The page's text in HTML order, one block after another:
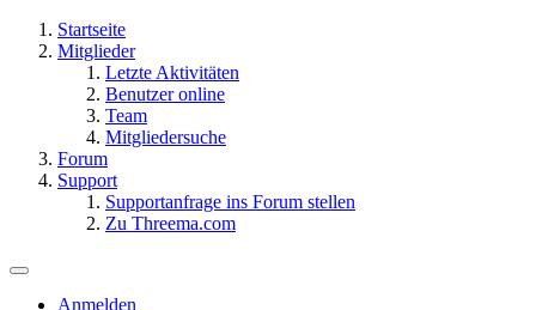
Startseite
Mitglieder
Letzte Aktivitäten
Benutzer online
Team
Mitgliedersuche
Forum
Support
Supportanfrage ins Forum stellen
Zu Threema.com
Anmelden